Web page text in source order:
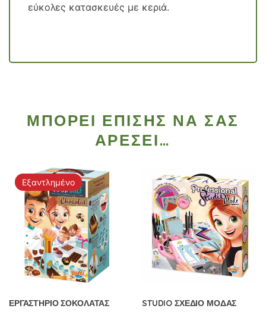
εύκολες κατασκευές με κεριά.
ΜΠΟΡΕΊ ΕΠΊΣΗΣ ΝΑ ΣΑΣ
ΑΡΈΣΕΙ…
Εξαντλημένο
ΕΡΓΑΣΤΗΡΙΟ ΣΟΚΟΛΑΤΑΣ STUDIO ΣΧΕΔΙΟ ΜΟΔΑΣ